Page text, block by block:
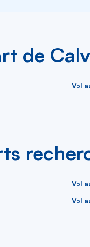
de
Vol
Vol
Vol